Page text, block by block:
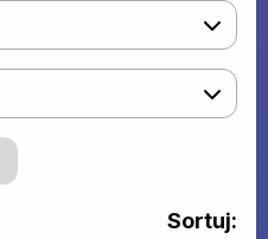
Sortuj: